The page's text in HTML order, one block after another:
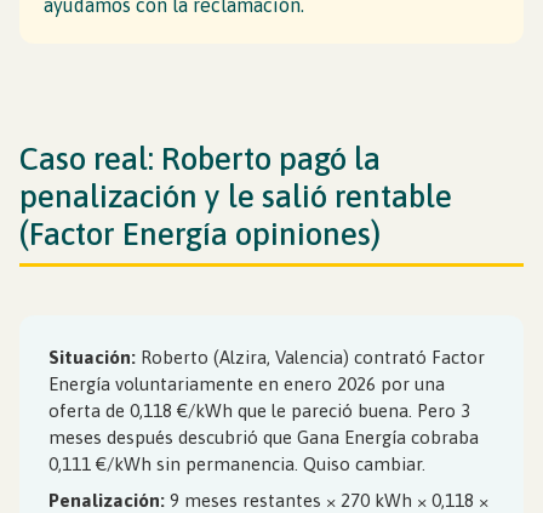
ayudamos con la reclamación.
Caso real: Roberto pagó la
penalización y le salió rentable
(Factor Energía opiniones)
Situación: Roberto (Alzira, Valencia) contrató Factor
Energía voluntariamente en enero 2026 por una
oferta de 0,118 €/kWh que le pareció buena. Pero 3
meses después descubrió que Gana Energía cobraba
0,111 €/kWh sin permanencia. Quiso cambiar.
Penalización: 9 meses restantes × 270 kWh × 0,118 ×